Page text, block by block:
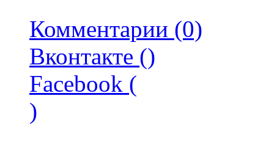
Комментарии (0)
Вконтакте ()
Facebook (
)